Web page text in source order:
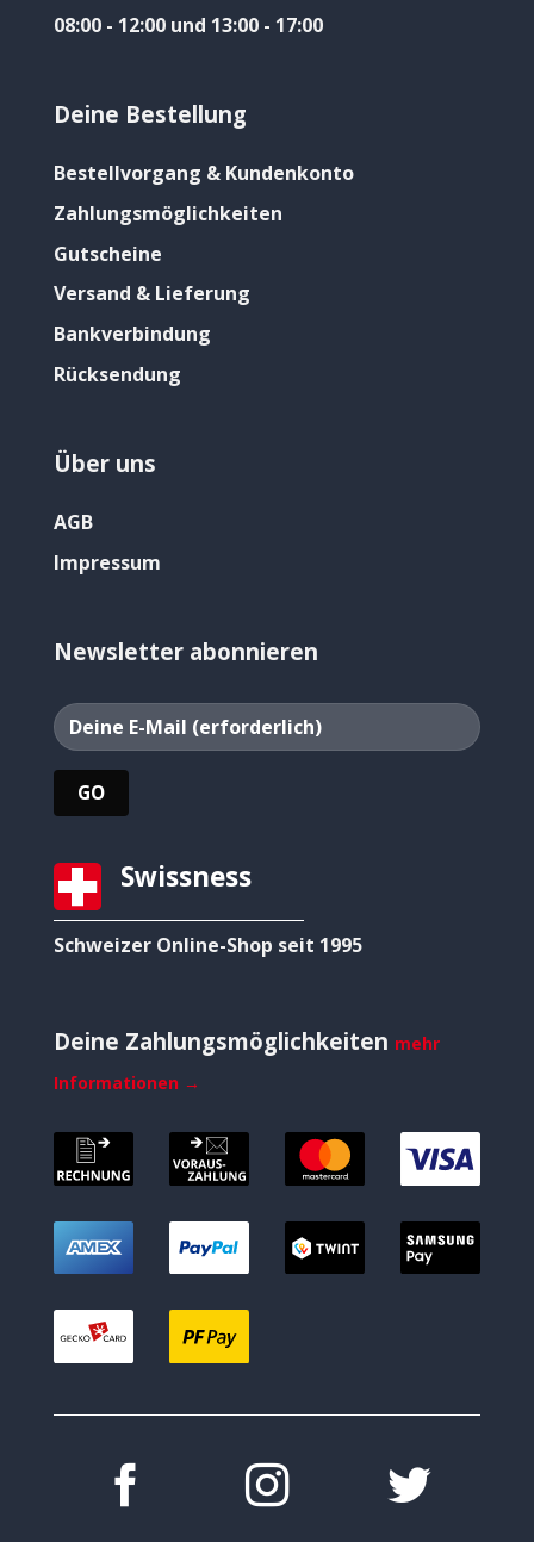
08:00 - 12:00 und 13:00 - 17:00
Deine Bestellung
Bestellvorgang & Kundenkonto
Zahlungsmöglichkeiten
Gutscheine
Versand & Lieferung
Bankverbindung
Rücksendung
Über uns
AGB
Impressum
Newsletter abonnieren
Swissness
Schweizer Online-Shop seit 1995
Deine Zahlungsmöglichkeiten mehr
Informationen →